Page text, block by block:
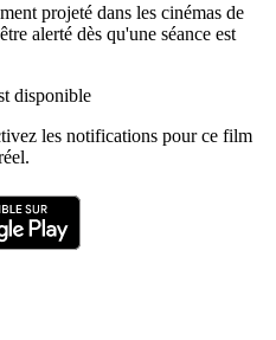
projeté dans les cinémas de
alerté dès qu'une séance est
disponible
les notifications pour ce film